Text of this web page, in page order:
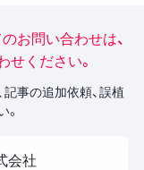
お問い合わせは、
せください。
事の追加依頼、誤植
会社